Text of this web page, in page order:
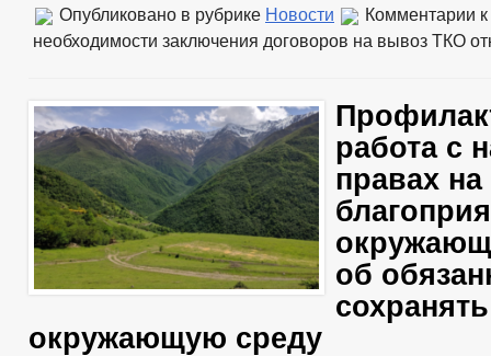
Опубликовано в рубрике Новости Комментарии
необходимости заключения договоров на вывоз ТКО
работа с
правах на
об
сохранять
окружающую среду